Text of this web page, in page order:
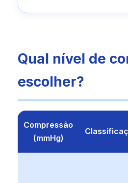
Qual nível de
escolher?
Compressão
(mmHg)